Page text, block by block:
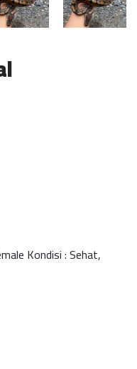
Kondisi : Sehat,